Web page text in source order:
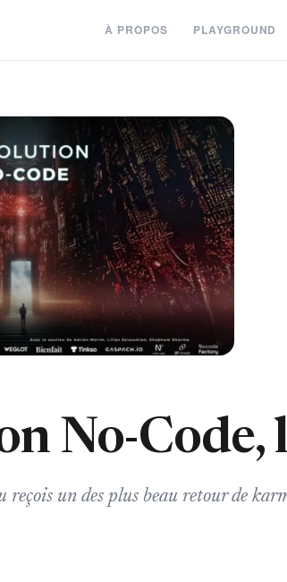
À PROPOS PLAYGROUND
No-Code,
un des plus beau retour de